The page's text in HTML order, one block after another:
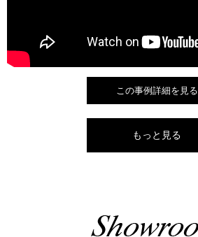
この事例詳細を見る
もっと見る